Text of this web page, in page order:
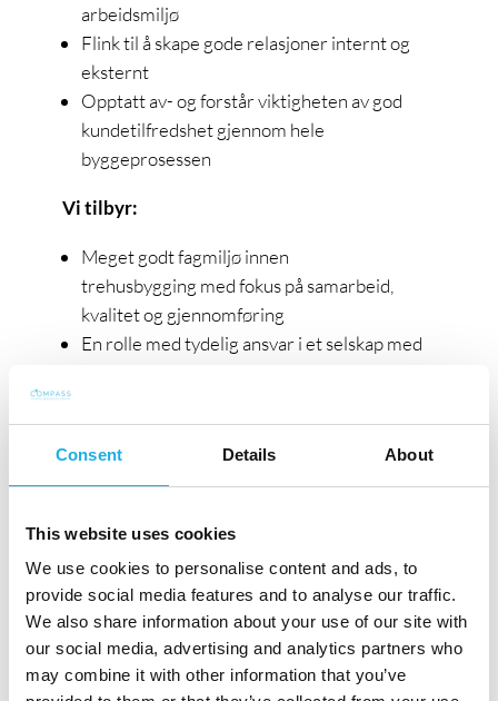
Consent Details About
This website uses cookies
We use cookies to personalise content and ads, to
provide social media features and to analyse our traffic.
We also share information about your use of our site with
our social media, advertising and analytics partners who
may combine it with other information that you’ve
arbeidsmiljø
Flink til å skape gode relasjoner internt og
eksternt
Opptatt av- og forstår viktigheten av god
kundetilfredshet gjennom hele
byggeprosessen
Vi tilbyr:
Meget godt fagmiljø innen
trehusbygging med fokus på samarbeid,
kvalitet og gjennomføring
En rolle med tydelig ansvar i et selskap med
tidligfase
Tett samarbeid med prosjektledelse og
byggeplass
Ønskes ytterligere informasjon om stillingen,
kan du kontakte Compass Human Resources
AS ved Hanna Kaupang på telefon 481 72
822, eller Johnny Aastad, på telefon 909 80
198.